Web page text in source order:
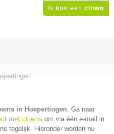
Ik ben een clown
in Hoepertingen. Ga naar
met clowns om via één e-mail in
tegelijk. Hieronder worden nu